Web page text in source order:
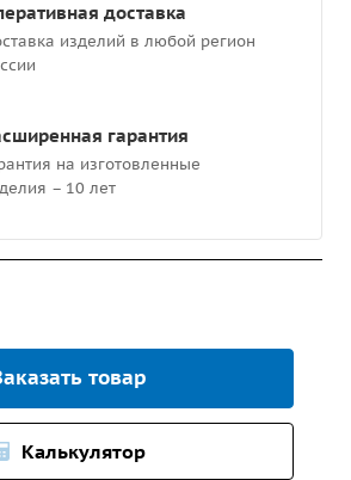
доставка
изделий в любой регион
гарантия
на изготовленные
– 10 лет
товар
Калькулятор